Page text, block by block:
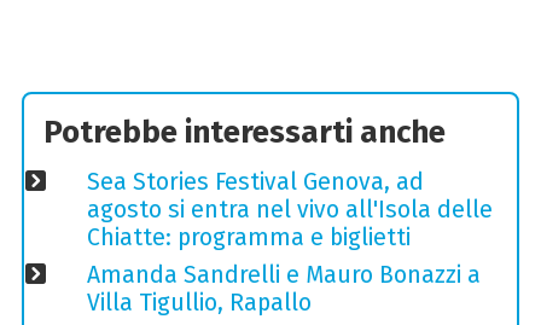
Potrebbe interessarti anche
Sea Stories Festival Genova, ad
agosto si entra nel vivo all'Isola delle
Chiatte: programma e biglietti
Amanda Sandrelli e Mauro Bonazzi a
Villa Tigullio, Rapallo